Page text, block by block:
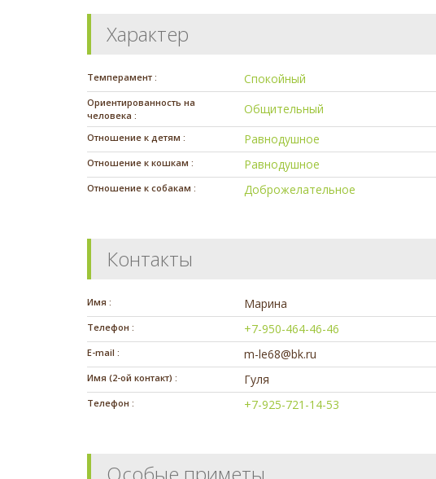
Характер
Темперамент : Спокойный
Ориентированность на
человека :
Общительный
Отношение к детям : Равнодушное
Отношение к кошкам : Равнодушное
Отношение к собакам : Доброжелательное
Контакты
Имя : Марина
Телефон : +7-950-464-46-46
E-mail : m-le68@bk.ru
Имя (2-ой контакт) : Гуля
Телефон : +7-925-721-14-53